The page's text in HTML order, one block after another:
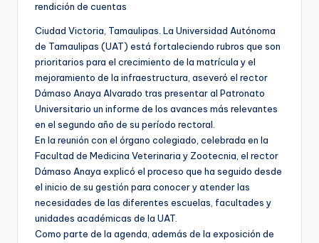
rendición de cuentas
Ciudad Victoria, Tamaulipas. La Universidad Autónoma
de Tamaulipas (UAT) está fortaleciendo rubros que son
prioritarios para el crecimiento de la matrícula y el
mejoramiento de la infraestructura, aseveró el rector
Dámaso Anaya Alvarado tras presentar al Patronato
Universitario un informe de los avances más relevantes
en el segundo año de su período rectoral.
En la reunión con el órgano colegiado, celebrada en la
Facultad de Medicina Veterinaria y Zootecnia, el rector
Dámaso Anaya explicó el proceso que ha seguido desde
el inicio de su gestión para conocer y atender las
necesidades de las diferentes escuelas, facultades y
unidades académicas de la UAT.
Como parte de la agenda, además de la exposición de